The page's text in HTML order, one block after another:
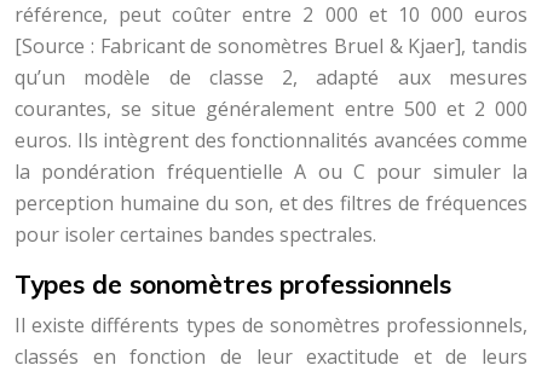
référence, peut coûter entre 2 000 et 10 000 euros
[Source : Fabricant de sonomètres Bruel & Kjaer], tandis
qu’un modèle de classe 2, adapté aux mesures
courantes, se situe généralement entre 500 et 2 000
euros. Ils intègrent des fonctionnalités avancées comme
la pondération fréquentielle A ou C pour simuler la
perception humaine du son, et des filtres de fréquences
pour isoler certaines bandes spectrales.
Types de sonomètres professionnels
Il existe différents types de sonomètres professionnels,
classés en fonction de leur exactitude et de leurs